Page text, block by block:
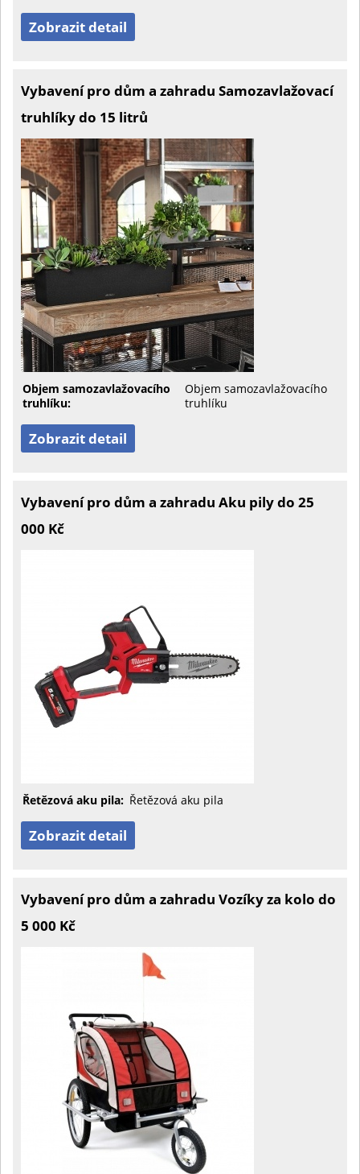
Zobrazit detail
Vybavení pro dům a zahradu Samozavlažovací
truhlíky do 15 litrů
Objem samozavlažovacího
truhlíku:
Objem samozavlažovacího
truhlíku
Zobrazit detail
Vybavení pro dům a zahradu Aku pily do 25
000 Kč
Řetězová aku pila: Řetězová aku pila
Zobrazit detail
Vybavení pro dům a zahradu Vozíky za kolo do
5 000 Kč